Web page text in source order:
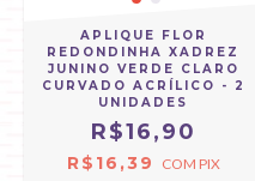
APLIQUE FLOR
REDONDINHA XADREZ
JUNINO VERDE CLARO
CURVADO ACRÍLICO - 2
UNIDADES
R$16,90
R$16,39 COM PIX